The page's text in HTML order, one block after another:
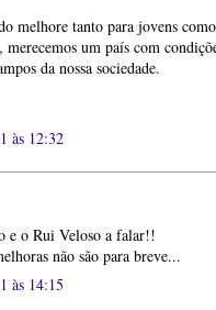
melhore tanto para jovens
um país com
da nossa sociedade.
às 12:32
e o Rui Veloso a falar!!
não são para breve...
às 14:15